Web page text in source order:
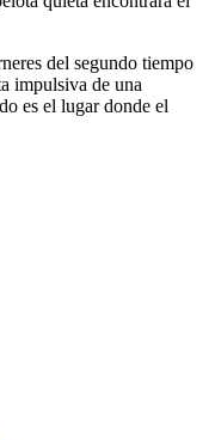
del segundo tiempo
impulsiva de una
es el lugar donde el